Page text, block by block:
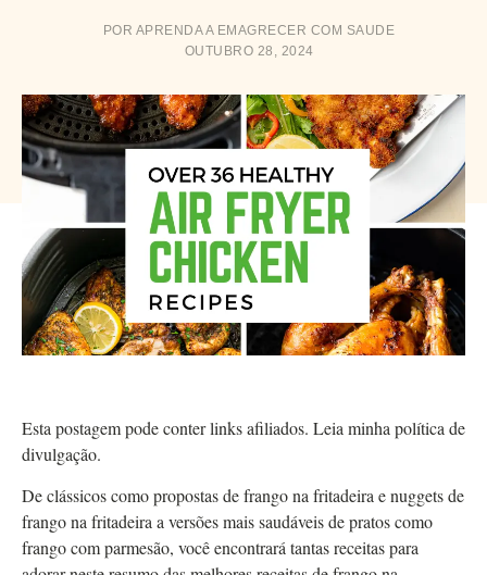
POR APRENDA A EMAGRECER COM SAUDE
OUTUBRO 28, 2024
Esta postagem pode conter links afiliados. Leia minha política de
divulgação.
De clássicos como propostas de frango na fritadeira e nuggets de
frango na fritadeira a versões mais saudáveis ​​​​de pratos como
frango com parmesão, você encontrará tantas receitas para